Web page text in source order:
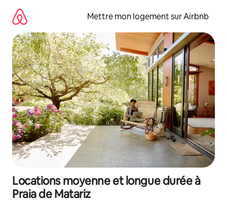
directement
contenu
Mettre mon logement sur Airbnb
Locations moyenne et longue durée à
Praia de Matariz